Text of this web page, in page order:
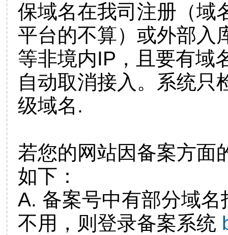
保域名在我司注册（域
平台的不算）或外部入
等非境内IP，且要有域
自动取消接入。系统只
级域名.
若您的网站因备案方面
如下：
A. 备案号中有部分域
不用，则登录备案系统